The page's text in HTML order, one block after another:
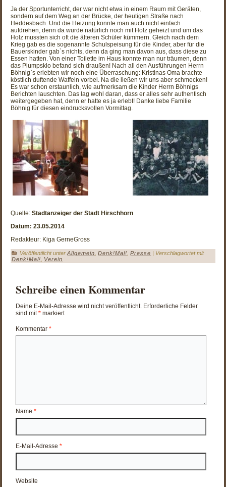
Ja der Sportunterricht, der war nicht etwa in einem Raum mit Geräten,
sondern auf dem Weg an der Brücke, der heutigen Straße nach
Heddesbach. Und die Heizung konnte man auch nicht einfach
aufdrehen, denn da wurde natürlich noch mit Holz geheizt und um das
Holz mussten sich oft die älteren Schüler kümmern. Gleich nach dem
Krieg gab es die sogenannte Schulspeisung für die Kinder, aber für die
Bauerskinder gab`s nichts, denn da ging man davon aus, dass diese zu
Essen hatten. Von einer Toilette im Haus konnte man nur träumen, denn
das Plumpsklo befand sich draußen! Nach all den Ausführungen Herrn
Böhnig`s erlebten wir noch eine Überraschung: Kristinas Oma brachte
köstlich duftende Waffeln vorbei. Na die ließen wir uns aber schmecken!
Es war schon erstaunlich, wie aufmerksam die Kinder Herrn Böhnigs
Berichten lauschten. Das lag wohl daran, dass er alles sehr authentisch
weitergegeben hat, denn er hatte es ja erlebt! Danke liebe Familie
Böhnig für diesen eindrucksvollen Vormittag.
Quelle:Stadtanzeiger der Stadt Hirschhorn
Datum: 23.05.2014
Redakteur: Kiga GerneGross
Veröffentlicht unter Allgemein ,Denk!Mal! ,Presse | Verschlagwortet mit
Denk!Mal!
Verein
Schreibe einen Kommentar
Deine E-Mail-Adresse wird nicht veröffentlicht. Erforderliche Felder
sind mit* markiert
Kommentar*
Name*
E-Mail-Adresse*
Website